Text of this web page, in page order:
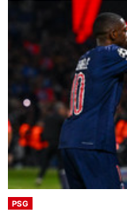
PSG